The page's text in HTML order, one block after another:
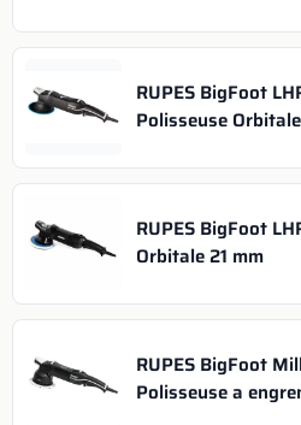
RUPES BigFoot
Polisseuse
RUPES BigFoot
Orbitale 21 mm
RUPES BigFoot
Polisseuse a